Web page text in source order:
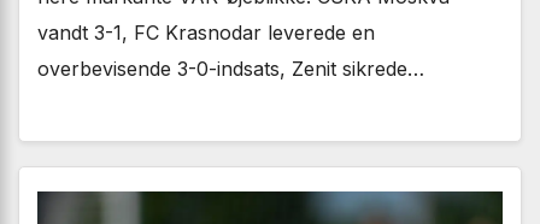
vandt 3-1, FC Krasnodar leverede en
overbevisende 3-0-indsats, Zenit sikrede…